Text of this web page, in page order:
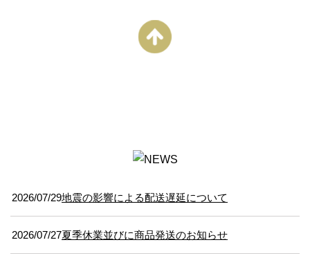
2026/07/29地震の影響による配送遅延について
2026/07/27夏季休業並びに商品発送のお知らせ